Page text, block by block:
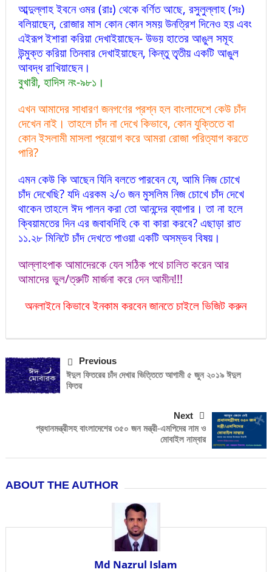
আব্দুল্লাহ ইবনে ওমর (রাঃ) থেকে বর্ণিত আছে, রসুলুল্লাহ (সঃ)
বলিয়াছেন, রোজার মাস কোন কোন সময় উনত্রিশ দিনেও হয় এবং
এইরূপ ইশারা করিয়া দেখাইয়াছেন- উভয় হাতের আঙুল সমূহ
উন্মুক্ত করিয়া তিনবার দেখাইয়াছেন, কিন্তু তৃ্তীয় একটি আঙুল
আবদ্ধ রাখিয়াছেন।
বুখারী, হাদিস নং-৯৮১।
এখন আমাদের সাধারণ জনগণের প্রশ্ন হল বাংলাদেশে কেউ চাঁদ
দেখেন নাই। তাহলে চাঁদ না দেখে কিভাবে, কোন যুক্তিতে বা
কোন ইসলামী মাসলা প্রয়োগ করে আমরা রোজা পরিত্যাগ করতে
পারি?
এমন কেউ কি আছেন যিনি বলতে পারবেন যে, আমি নিজ চোখে
চাঁদ দেখেছি? যদি এরকম ২/৩ জন মুসলিম নিজ চোখে চাঁদ দেখে
থাকেন তাহলে ঈদ পালন করা তো আনন্দের ব্যাপার। তা না হলে
ক্বিয়ামতের দিন এর জবাবদিহি কে বা কারা করবে? এছাড়া রাত
১১.২৮ মিনিটে চাঁদ দেখতে পাওয়া একটি অসম্ভব বিষয়।
আল্লাহপাক আমাদেরকে যেন সঠিক পথে চালিত করেন আর
আমাদের ভুল/ত্রুটি মার্জনা করে দেন আমীন!!!
অনলাইনে কিভাবে ইনকাম করবেন জানতে চাইলে ভিজিট করুন
Previous
ঈদুল ফিতরের চাঁদ দেখার ভিত্তিতে আগামী ৫ জুন ২০১৯ ঈদুল
ফিতর
Next
প্রধানমন্ত্রীসহ বাংলাদেশের ৩৫০ জন মন্ত্রী-এমপিদের নাম ও
মোবাইল নাম্বার
ABOUT THE AUTHOR
Md Nazrul Islam